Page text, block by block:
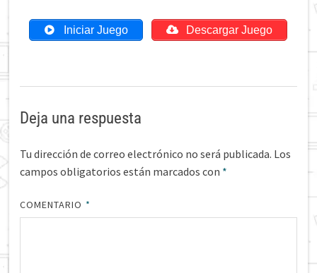
Iniciar Juego Descargar Juego
Deja una respuesta
Tu dirección de correo electrónico no será publicada. Los
campos obligatorios están marcados con *
COMENTARIO *